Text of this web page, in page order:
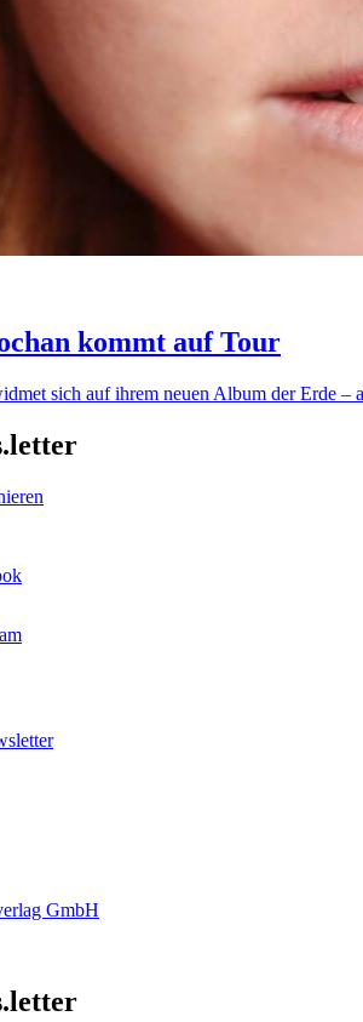
kommt auf Tour
sich auf ihrem neuen Album der Erde –
GmbH